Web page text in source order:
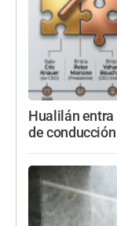
Hualilán entra
de